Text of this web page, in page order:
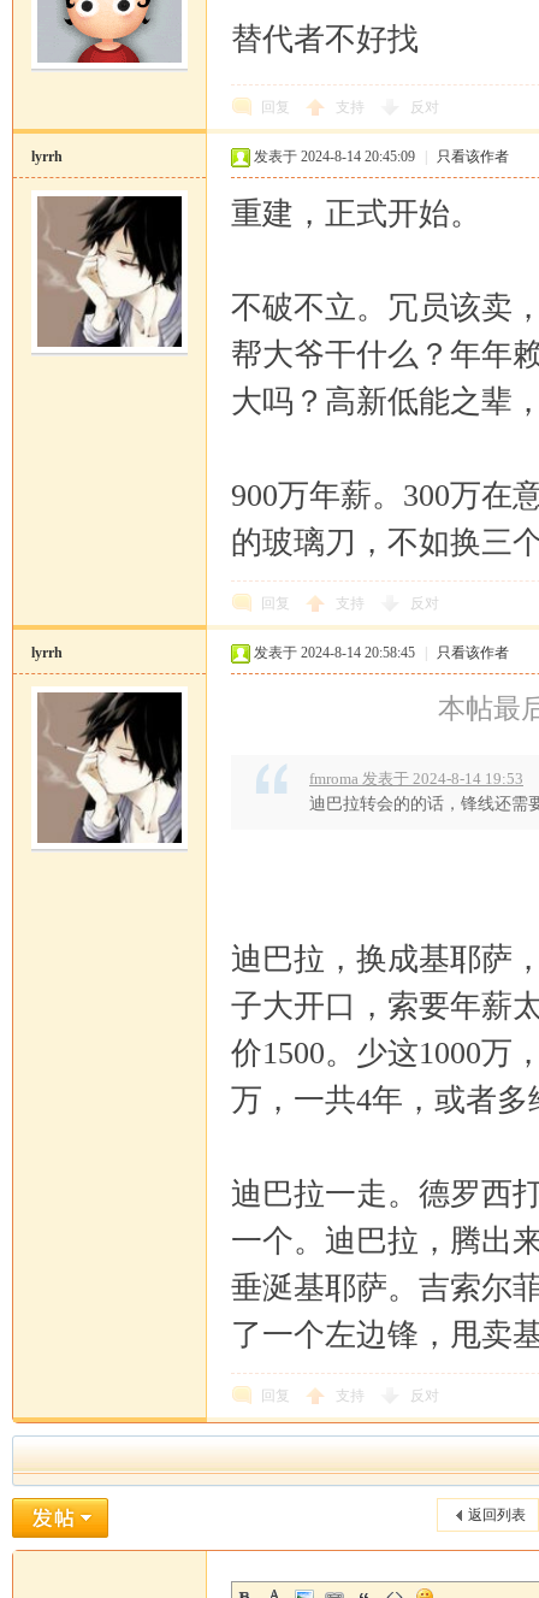
替代者不好找
回复 支持 反对
lyrrh 发表于 2024-8-14 20:45:09 只看该作者
重建，正式开始。
不破不立。冗员该卖
帮大爷干什么？年年
大吗？高新低能之辈
900万年薪。300万在
的玻璃刀，不如换三
回复 支持 反对
lyrrh 发表于 2024-8-14 20:58:45 只看该作者
本帖最
fmroma 发表于 2024-8-14 19:53
迪巴拉转会的的话，锋线还需
迪巴拉，换成基耶萨
子大开口，索要年薪
价1500。少这1000万
万，一共4年，或者
迪巴拉一走。德罗西
一个。迪巴拉，腾出
垂涎基耶萨。吉索尔
了一个左边锋，甩卖
回复 支持 反对
返回列表